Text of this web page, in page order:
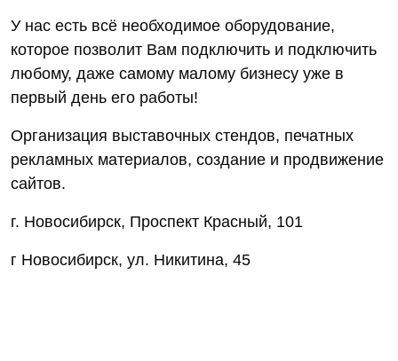
У нас есть всё необходимое оборудование,
которое позволит Вам подключить и подключить
любому, даже самому малому бизнесу уже в
первый день его работы!
Организация выставочных стендов, печатных
рекламных материалов, создание и продвижение
сайтов.
г. Новосибирск, Проспект Красный, 101
г Новосибирск, ул. Никитина, 45